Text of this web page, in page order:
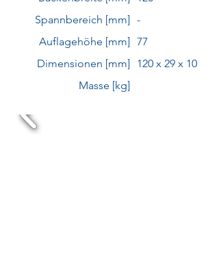
Spannbereich [mm] -
Auflagehöhe [mm] 77
Dimensionen [mm]
120 x 29 x 10
Masse [kg]